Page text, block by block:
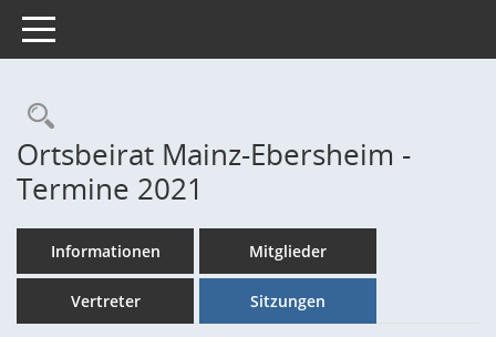
Toggle navigation
Rechercheauswahl
Ortsbeirat Mainz-Ebersheim -
Termine 2021
Informationen Mitglieder
Vertreter Sitzungen